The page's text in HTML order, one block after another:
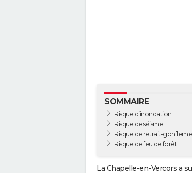
SOMMAIRE
Risque d’inondation
Risque de séisme
Risque de retrait-
Risque de feu de forêt
La Chapelle-en-Vercors a